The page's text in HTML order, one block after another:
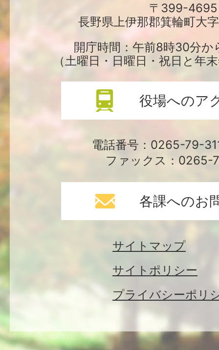
役
場
〒399-4695
長野県上伊那郡箕輪町大
開庁時間：午前8時30分か
（土曜日・日曜日・祝日と年
役場へのア
電話番号：0265-79-
ファックス：0265-
各課へのお
サイトマップ
サイトポリシー
プライバシーポリ